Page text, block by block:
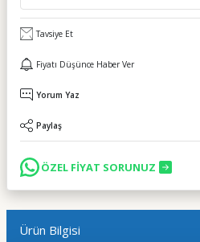
Tavsiye Et
Fiyatı Düşünce Haber Ver
Yorum Yaz
Paylaş
ÖZEL FİYAT SORUNUZ
Ürün Bilgisi